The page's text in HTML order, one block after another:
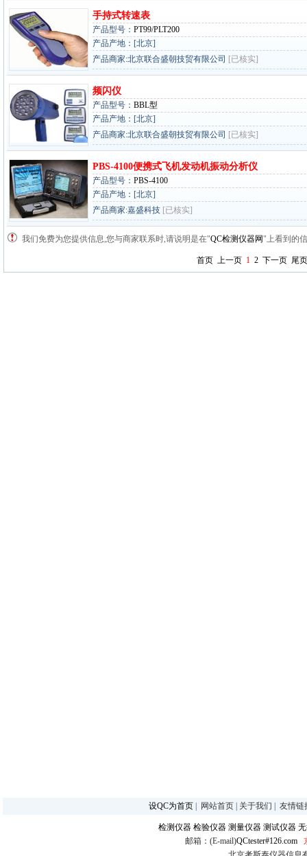
手持式转速表
产品型号： PT99/PLT200
产品产地：[北京]
产品商家:北京联合盛朝技贸有限公司 [已核实]
频闪仪
产品型号： BBL型
产品产地：[北京]
产品商家:北京联合盛朝技贸有限公司 [已核实]
PBS-4100便携式飞机发动机振动分析仪
产品型号： PBS-4100
产品产地：[北京]
产品商家:嘉盛科技 [已核实]
我们免费为您提供信息,您与商家联系时,请说明是在"QC检测仪器网"上看到的
首页 上一页1 2 下一页 尾页
设QC为首页 网站首页 关于我们 友情链
检测仪器 检验仪器 测量仪器 测试仪器
邮箱：(E-mail)QCtester#126.com